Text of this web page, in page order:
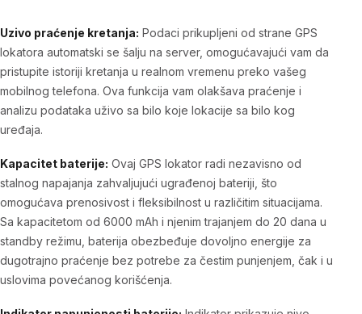
Uzivo praćenje kretanja: Podaci prikupljeni od strane GPS
lokatora automatski se šalju na server, omogućavajući vam da
pristupite istoriji kretanja u realnom vremenu preko vašeg
mobilnog telefona. Ova funkcija vam olakšava praćenje i
analizu podataka uživo sa bilo koje lokacije sa bilo kog
uređaja.
Kapacitet baterije: Ovaj GPS lokator radi nezavisno od
stalnog napajanja zahvaljujući ugrađenoj bateriji, što
omogućava prenosivost i fleksibilnost u različitim situacijama.
Sa kapacitetom od 6000 mAh i njenim trajanjem do 20 dana u
standby režimu, baterija obezbeđuje dovoljno energije za
dugotrajno praćenje bez potrebe za čestim punjenjem, čak i u
uslovima povećanog korišćenja.